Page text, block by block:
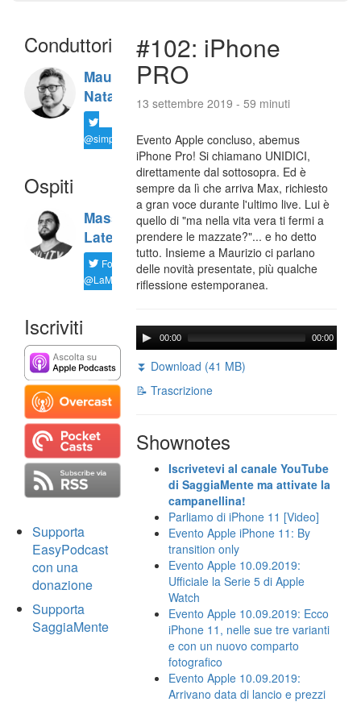
Conduttori
Maurizio
Natali
@simplemal
Ospiti
Massimiliano
Latella
Follow
@LaMaxImages
Iscriviti
Supporta
EasyPodcast
con una
donazione
Supporta
SaggiaMente
#102: iPhone
PRO
13 settembre 2019 - 59 minuti
Evento Apple concluso, abemus
iPhone Pro! Si chiamano UNIDICI,
direttamente dal sottosopra. Ed è
sempre da lì che arriva Max, richiesto
a gran voce durante l'ultimo live. Lui è
quello di "ma nella vita vera ti fermi a
prendere le mazzate?"... e ho detto
tutto. Insieme a Maurizio ci parlano
delle novità presentate, più qualche
riflessione estemporanea.
00:00 00:00
⏬ Download (41 MB)
📝 Trascrizione
Shownotes
Iscrivetevi al canale YouTube
di SaggiaMente ma attivate la
campanellina!
Parliamo di iPhone 11 [Video]
Evento Apple iPhone 11: By
transition only
Evento Apple 10.09.2019:
Ufficiale la Serie 5 di Apple
Watch
Evento Apple 10.09.2019: Ecco
iPhone 11, nelle sue tre varianti
e con un nuovo comparto
fotografico
Evento Apple 10.09.2019:
Arrivano data di lancio e prezzi